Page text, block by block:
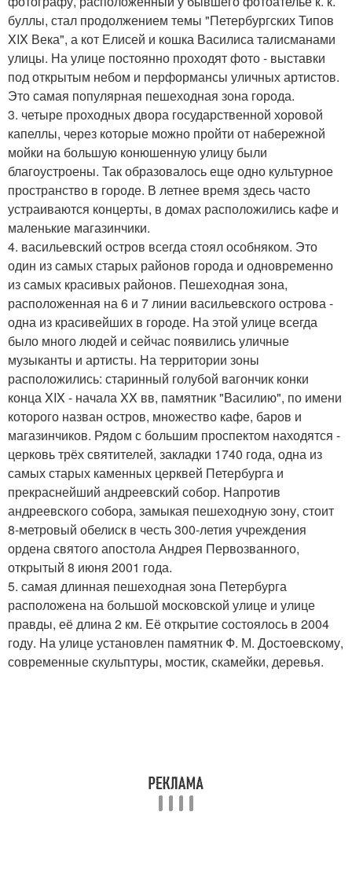
буллы, стал продолжением темы "Петербургских Типов
XIX Века", а кот Елисей и кошка Василиса талисманами
улицы. На улице постоянно проходят фото - выставки
под открытым небом и перформансы уличных артистов.
Это самая популярная пешеходная зона города.
3. четыре проходных двора государственной хоровой
капеллы, через которые можно пройти от набережной
мойки на большую конюшенную улицу были
благоустроены. Так образовалось еще одно культурное
пространство в городе. В летнее время здесь часто
устраиваются концерты, в домах расположились кафе и
маленькие магазинчики.
4. васильевский остров всегда стоял особняком. Это
один из самых старых районов города и одновременно
из самых красивых районов. Пешеходная зона,
расположенная на 6 и 7 линии васильевского острова -
одна из красивейших в городе. На этой улице всегда
было много людей и сейчас появились уличные
музыканты и артисты. На территории зоны
расположились: старинный голубой вагончик конки
конца XIX - начала XX вв, памятник "Василию", по имени
которого назван остров, множество кафе, баров и
магазинчиков. Рядом с большим проспектом находятся -
церковь трёх святителей, закладки 1740 года, одна из
самых старых каменных церквей Петербурга и
прекраснейший андреевский собор. Напротив
андреевского собора, замыкая пешеходную зону, стоит
8-метровый обелиск в честь 300-летия учреждения
ордена святого апостола Андрея Первозванного,
открытый 8 июня 2001 года.
5. самая длинная пешеходная зона Петербурга
расположена на большой московской улице и улице
правды, её длина 2 км. Её открытие состоялось в 2004
году. На улице установлен памятник Ф. М. Достоевскому,
современные скульптуры, мостик, скамейки, деревья.